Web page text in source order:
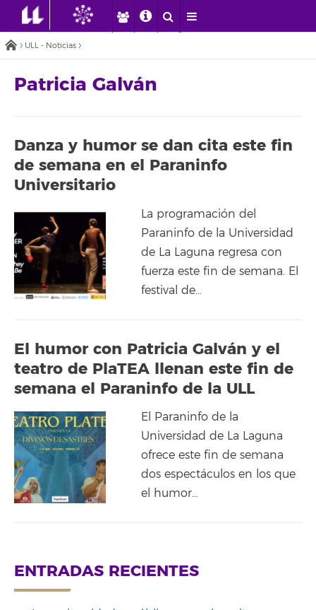
ULL - Noticias
Patricia Galván
Danza y humor se dan cita este fin
de semana en el Paraninfo
Universitario
La programación del
Paraninfo de la Universidad
de La Laguna regresa con
fuerza este fin de semana. El
festival de…
El humor con Patricia Galván y el
teatro de PlaTEA llenan este fin de
semana el Paraninfo de la ULL
El Paraninfo de la
Universidad de La Laguna
ofrece este fin de semana
dos espectáculos en los que
el humor…
ENTRADAS RECIENTES